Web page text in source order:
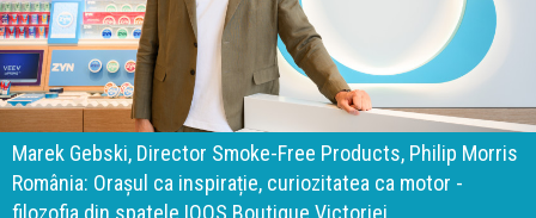
Marek Gebski, Director Smoke-Free Products, Philip Morris
România: Orașul ca inspirație, curiozitatea ca motor -
filozofia din spatele IQOS Boutique Victoriei